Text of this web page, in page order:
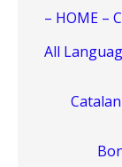
– HOME –
All